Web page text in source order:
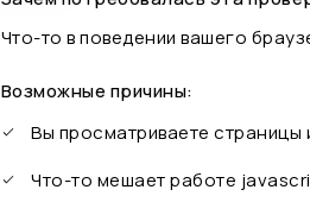
Что-то в поведении вашего
Возможные причины:
Вы просматриваете
Что-то мешает работе